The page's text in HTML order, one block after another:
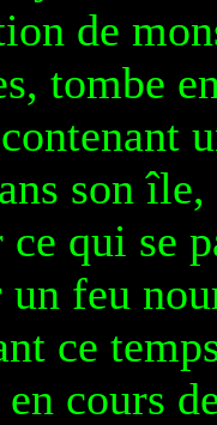
de
tombe
son
qui se
feu
ce
cours